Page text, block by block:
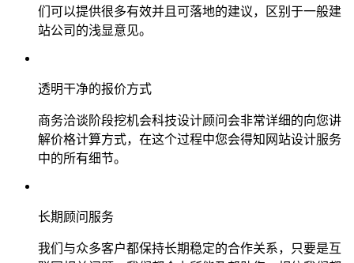
们可以提供很多有效并且可落地的建议，区别于一般建
站公司的浅显意见。
透明干净的报价方式
商务洽谈阶段挖机会科技设计顾问会非常详细的向您讲
解价格计算方式，在这个过程中您会得知网站设计服务
中的所有细节。
长期顾问服务
我们与众多客户都保持长期稳定的合作关系，只要是互